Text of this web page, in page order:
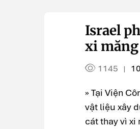
Israel
xi măng
1145 |
» Tại Viện
vật liệu xây
cát thay vì xi